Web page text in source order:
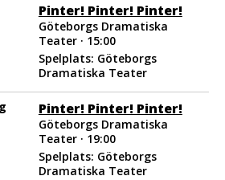
Pinter! Pinter! Pinter!
Göteborgs Dramatiska
Teater · 15:00
Spelplats: Göteborgs
Dramatiska Teater
Pinter! Pinter! Pinter!
Göteborgs Dramatiska
Teater · 19:00
Spelplats: Göteborgs
Dramatiska Teater